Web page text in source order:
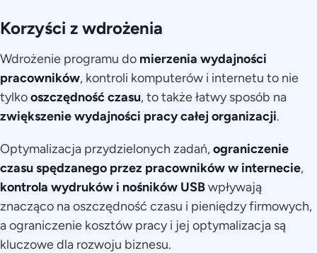
Korzyści z wdrożenia
Wdrożenie programu do mierzenia wydajności
pracowników, kontroli komputerów i internetu to nie
tylkooszczędność czasu, to także łatwy sposób na
zwiększenie wydajności pracy całej organizacji.
Optymalizacja przydzielonych zadań,ograniczenie
czasu spędzanego przez pracowników w internecie,
kontrola wydruków i nośników USBwpływają
znacząco na oszczędność czasu i pieniędzy firmowych,
a ograniczenie kosztów pracy i jej optymalizacja są
kluczowe dla rozwoju biznesu.